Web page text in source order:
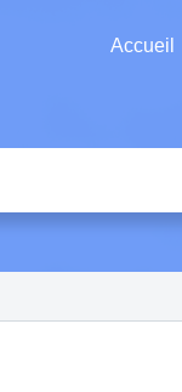
Accueil